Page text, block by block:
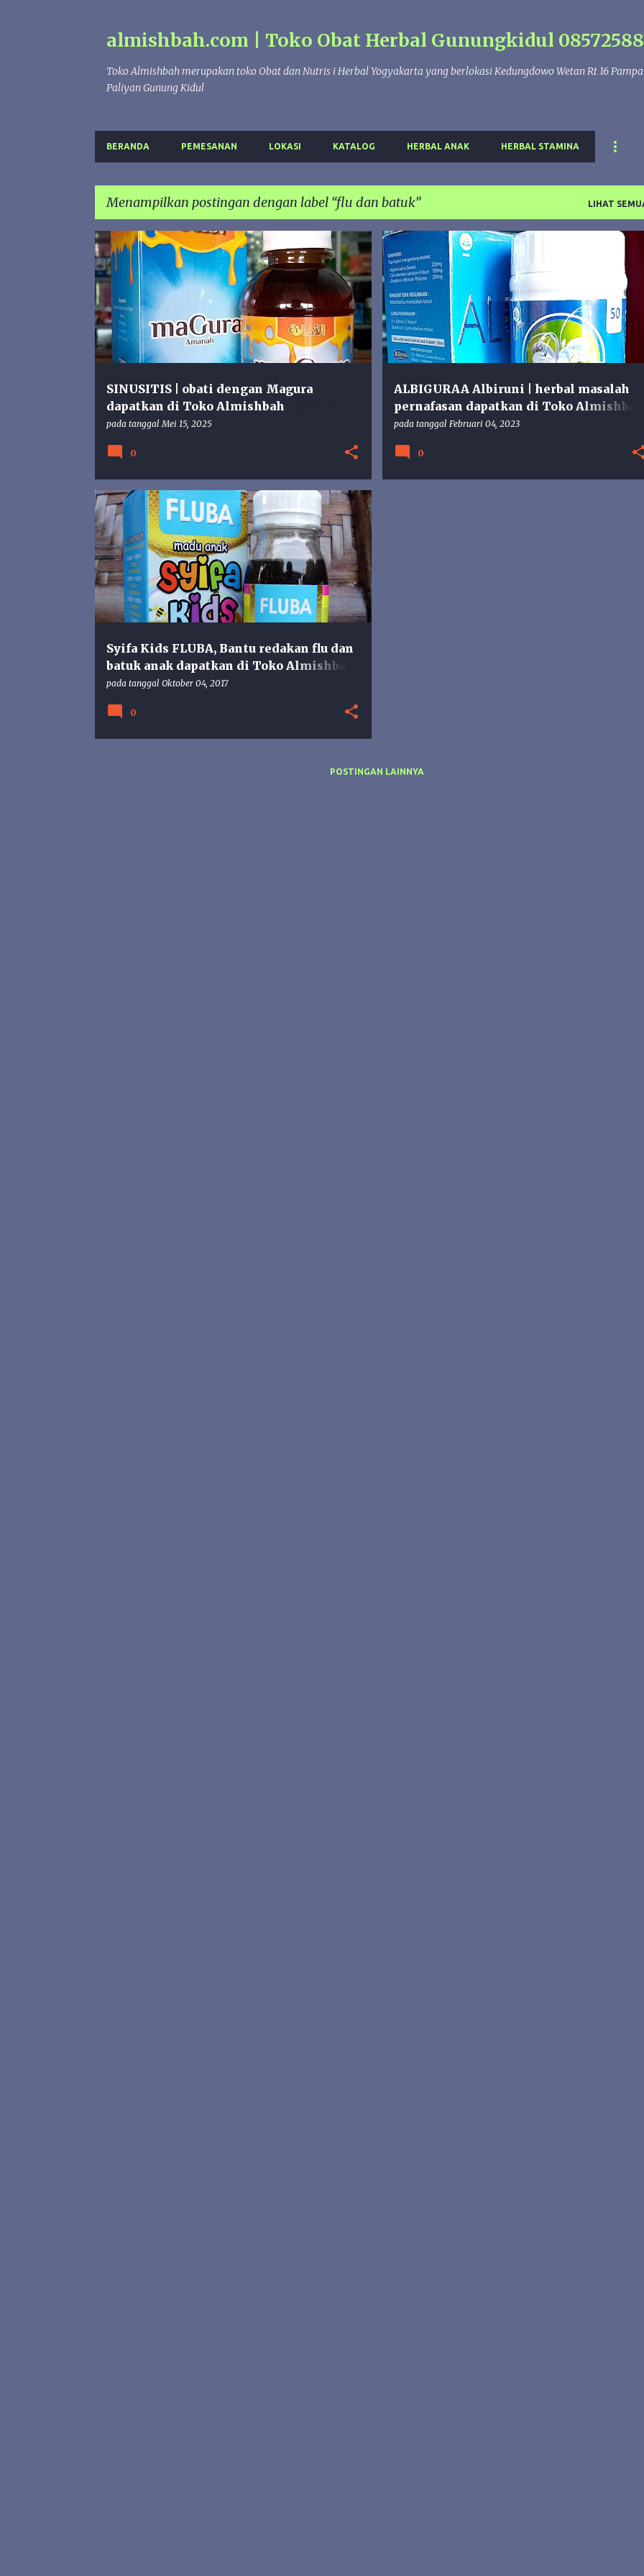
almishbah.com | Toko Obat Herbal Gunungkidul
Toko Almishbah merupakan toko Obat dan Nutris i Herbal Yogyakarta yang berlokasi Kedungdowo Wetan Rt 16
Paliyan Gunung Kidul
BERANDA PEMESANAN LOKASI KATALOG HERBAL ANAK HERBAL STAMINA
Menampilkan postingan dengan label flu dan batuk LIHAT
P
o
s
t
i
n
g
a
SINUSITIS | obati dengan Magura
dapatkan di Toko Almishbah
Gunungkidul
pada tanggalMei 15, 2025
BATUK BERDAHAK FLU DAN BATUK
MADU GURAH AMANAH MAGURA +
SINUSITIS
0
ALBIGURAA Albiruni | herbal masalah
pernafasan dapatkan di Toko Almishbah
Gunungkidul
pada tanggal Februari 04, 2023
ALBIGURAA ALBIRUNI FLU DAN BATUK
HERBAL BATUK OBAT HERBAL
0
Syifa Kids FLUBA, Bantu redakan flu dan
batuk anak dapatkan di Toko Almishbah
Gunungkidul
pada tanggal Oktober 04, 2017
FLU DAN BATUK FLUBA HERBAL ANAK +3
0
POSTINGAN LAINNYA